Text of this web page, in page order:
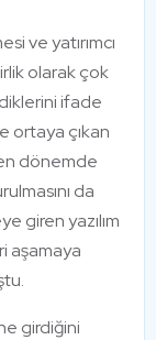
ve yatırımcı
olarak çok
ifade
ortaya çıkan
dönemde
da
giren yazılım
aşamaya
girdiğini